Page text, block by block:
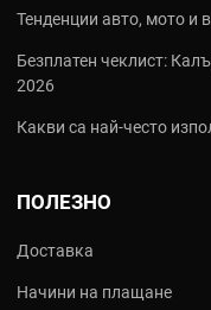
Тенденции авто, мото и
Безплатен чеклист:
2026
Какви са най‑често
ПОЛЕЗНО
Доставка
Начини на плащане